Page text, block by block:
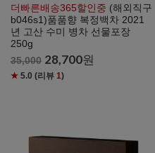
더빠른배송365할인중 (해외직구
b046s1)품품향 복정백차 2021
년 고산 수미 병차 선물포장
250g
35,000 28,700원
★ 5.0 (리뷰 1)